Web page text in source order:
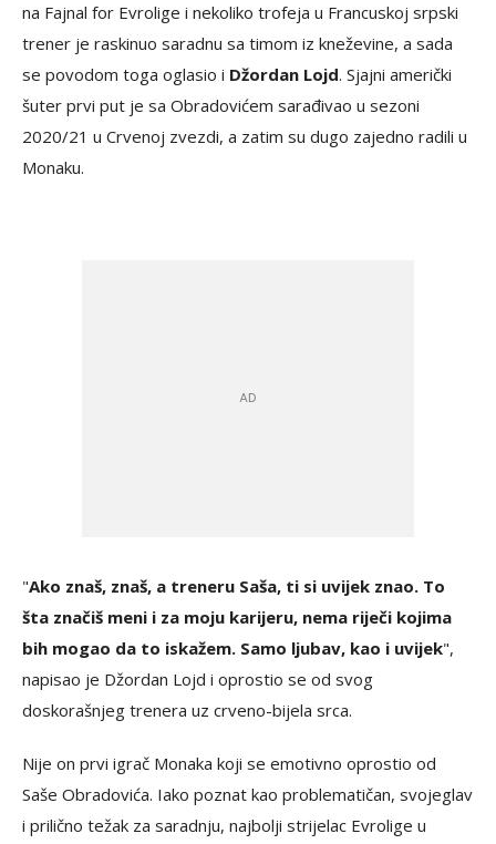
na Fajnal for Evrolige i nekoliko trofeja u Francuskoj srpski
trener je raskinuo saradnu sa timom iz kneževine, a sada
se povodom toga oglasio i Džordan Lojd. Sjajni američki
šuter prvi put je sa Obradovićem sarađivao u sezoni
2020/21 u Crvenoj zvezdi, a zatim su dugo zajedno radili u
Monaku.
"Ako znaš, znaš, a treneru Saša, ti si uvijek znao. To
šta značiš meni i za moju karijeru, nema riječi kojima
bih mogao da to iskažem. Samo ljubav, kao i uvijek",
napisao je Džordan Lojd i oprostio se od svog
doskorašnjeg trenera uz crveno-bijela srca.
Nije on prvi igrač Monaka koji se emotivno oprostio od
Saše Obradovića. Iako poznat kao problematičan, svojeglav
i prilično težak za saradnju, najbolji strijelac Evrolige u